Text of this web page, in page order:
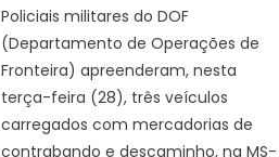
Policiais militares do DOF
(Departamento de Operações de
Fronteira) apreenderam, nesta
terça-feira (28), três veículos
carregados com mercadorias de
contrabando e descaminho, na MS-